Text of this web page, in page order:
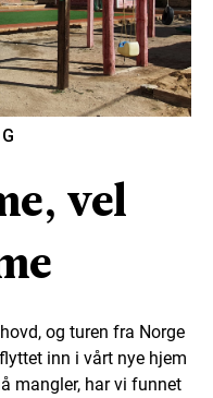
vel
og turen fra Norge
inn i vårt nye hjem
mangler, har vi funnet